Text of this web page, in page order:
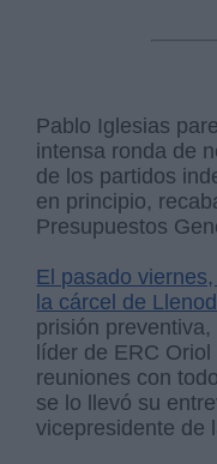
Pablo Iglesias
intensa ronda de
de los partidos
en principio,
Presupuestos
El pasado
la cárcel de
prisión
líder de ERC
reuniones con
se lo llevó su
vicepresidente de